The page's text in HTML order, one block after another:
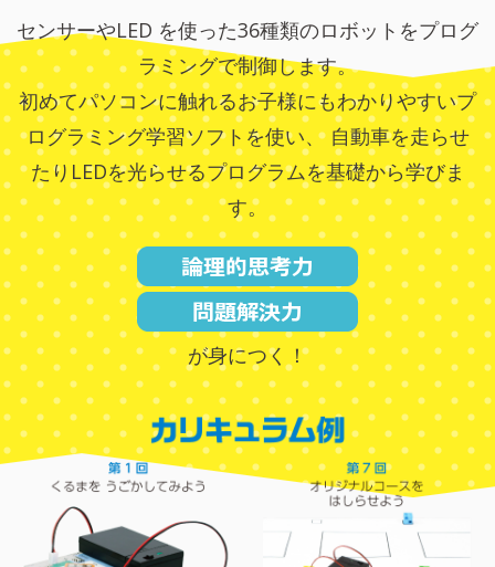
センサーやLED を使った36種類のロボットをプログ
ラミングで制御します。
初めてパソコンに触れるお子様にもわかりやすいプ
ログラミング学習ソフトを使い、自動車を走らせ
たりLEDを光らせるプログラムを基礎から学びま
す。
が身につく！